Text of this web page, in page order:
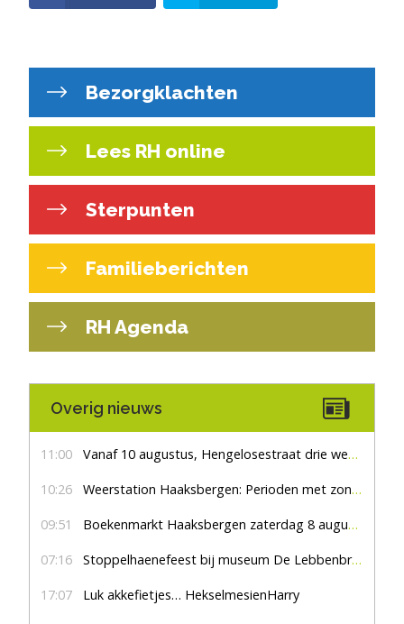
Bezorgklachten
Lees RH online
Sterpunten
Familieberichten
RH Agenda
Overig nieuws
11:00 Vanaf 10 augustus, Hengelosestraat drie weken dicht voor doorgaand verkeer
10:26 Weerstation Haaksbergen: Perioden met zon en droog
09:51 Boekenmarkt Haaksbergen zaterdag 8 augustus, marktplein Haaksbergen
07:16 Stoppelhaenefeest bij museum De Lebbenbrugge
17:07 Luk akkefietjes… HekselmesienHarry